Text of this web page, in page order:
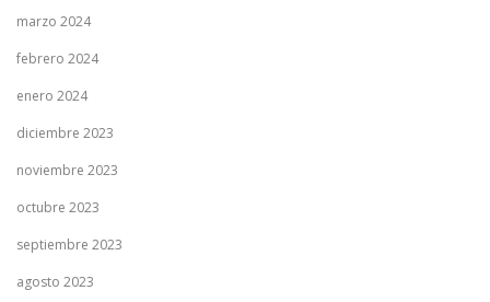
marzo 2024
febrero 2024
enero 2024
diciembre 2023
noviembre 2023
octubre 2023
septiembre 2023
agosto 2023